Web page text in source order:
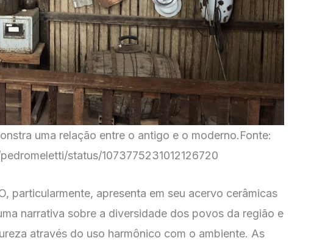
uma relação entre o antigo e o moderno.Fonte:
status/1073775231012126720
particularmente, apresenta em seu acervo cerâmicas
narrativa sobre a diversidade dos povos da região e
através do uso harmônico com o ambiente. As